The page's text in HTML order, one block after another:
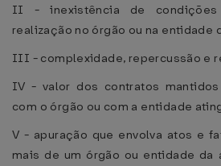
II - inexistência de condições
realização no órgão ou na entidade
III - complexidade, repercussão e
IV - valor dos contratos
com o órgão ou com a entidade
V - apuração que envolva atos e
mais de um órgão ou entidade da